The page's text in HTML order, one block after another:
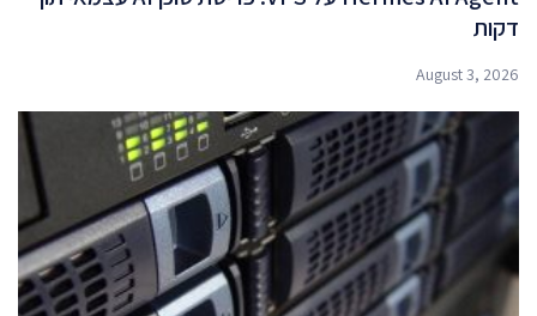
דקות
August 3, 2026